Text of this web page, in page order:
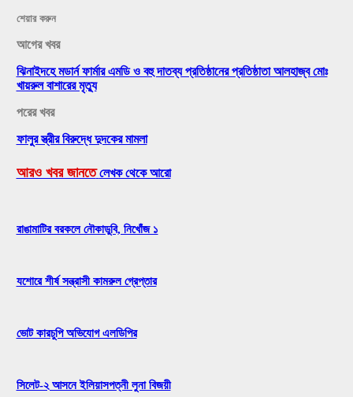
শেয়ার করুন
আগের খবর
ঝিনাইদহে মডার্ন ফার্মার এমডি ও বহু দাতব্য প্রতিষ্ঠানের প্রতিষ্ঠাতা আলহাজ্ব মোঃ
খায়রুল বাশারের মৃত্যু
পরের খবর
ফালুর স্ত্রীর বিরুদ্ধে দুদকের মামলা
আরও খবর জানতে লেখক থেকে আরো
রাঙামাটির বরকলে নৌকাডুবি, নিখোঁজ ১
যশোরে শীর্ষ সন্ত্রাসী কামরুল গ্রেপ্তার
ভোট কারচুপি অভিযোগ এলডিপির
সিলেট-২ আসনে ইলিয়াসপত্নী লুনা বিজয়ী